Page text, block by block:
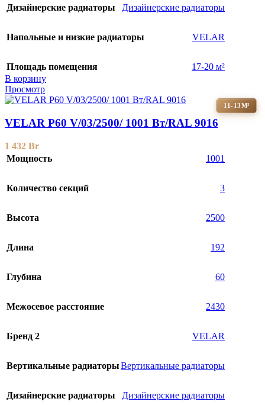
Дизайнерские радиаторы Дизайнерские радиаторы
Напольные и низкие радиаторы VELAR
Площадь помещения
17-20 м²
В корзину
Просмотр
11-13М²
VELAR P60 V/03/2500/ 1001 Bт/RAL 9016
1 432 Br
Мощность
1001
Количество секций 3
Высота 2500
Длина 192
Глубина 60
Межосевое расстояние 2430
Бренд 2 VELAR
Вертикальные радиаторыВертикальные радиаторы
Дизайнерские радиаторы Дизайнерские радиаторы